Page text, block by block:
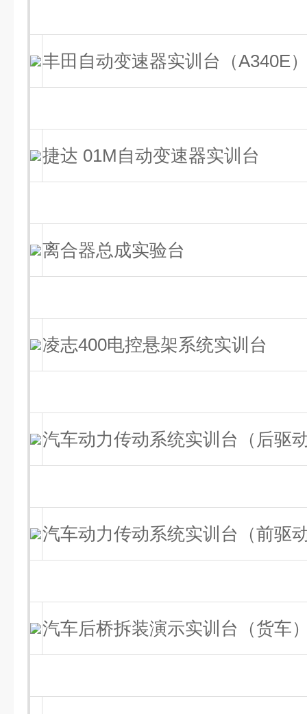
丰田自动变速器实训台（A340E
捷达 01M自动变速器实训台
离合器总成实验台
凌志400电控悬架系统实训台
汽车动力传动系统实训台（后驱
汽车动力传动系统实训台（前驱
汽车后桥拆装演示实训台（货车